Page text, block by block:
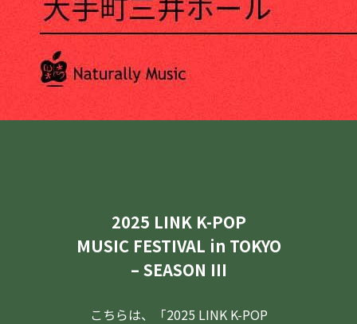
2025 LINK K-POP
MUSIC FESTIVAL in TOKYO
– SEASON III
こちらは、「2025 LINK K-POP